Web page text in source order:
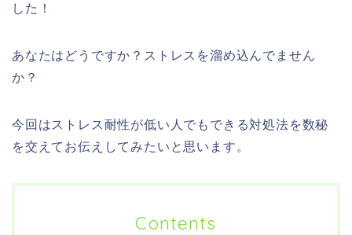
した！
あなたはどうですか？ストレスを溜め込んでません
か？
今回はストレス耐性が低い人でもできる対処法を数秘
を交えてお伝えしてみたいと思います。
Contents